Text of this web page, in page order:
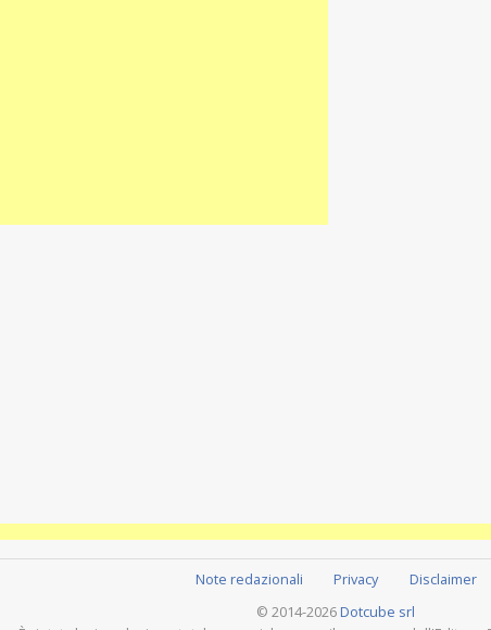
Note redazionali Privacy
Disclaimer
© 2014-2026 Dotcube srl